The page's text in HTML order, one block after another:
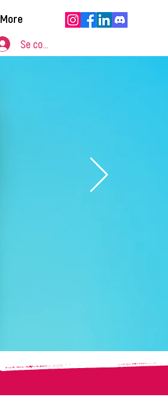
More
Se connecter